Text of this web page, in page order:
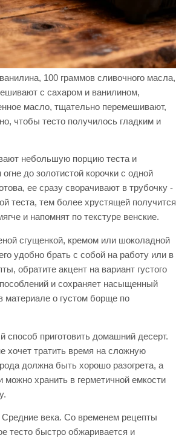
100 граммов сливочного масла,
с сахаром и ванилином,
масло, тщательно перемешивают,
чтобы тесто получилось гладким и
небольшую порцию теста и
до золотистой корочки с одной
ее сразу сворачивают в трубочку -
теста, тем более хрустящей получится
и напомнят по текстуре венские.
сгущенкой, кремом или шоколадной
удобно брать с собой на работу или в
обратите акцент на вариант густого
и сохраняет насыщенный
материале о густом борще по
приготовить домашний десерт.
хочет тратить время на сложную
должна быть хорошо разогрета, а
хранить в герметичной емкости
века. Со временем рецепты
тесто быстро обжаривается и